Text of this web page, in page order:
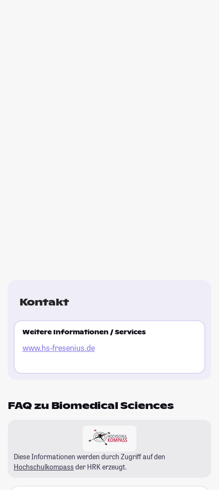
Kontakt
Weitere Informationen / Services
www.hs-fresenius.de
FAQ zu Biomedical Sciences
Diese Informationen werden durch Zugriff auf den
Hochschulkompass der HRK erzeugt.